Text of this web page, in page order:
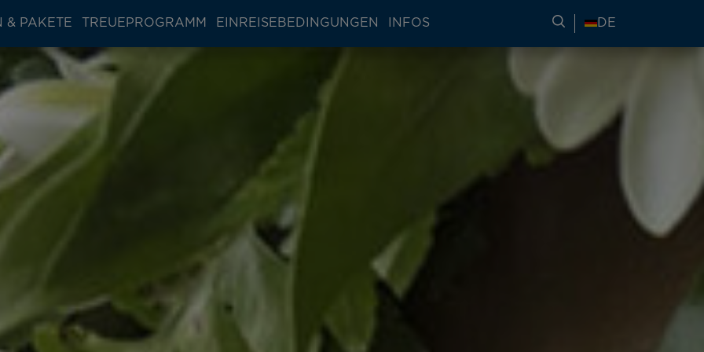
& PAKETE TREUEPROGRAMM EINREISEBEDINGUNGEN INFOS DE